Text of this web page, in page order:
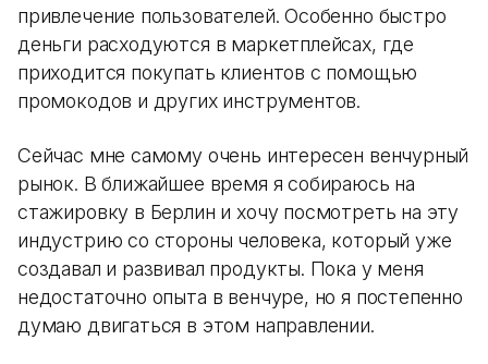
привлечение пользователей. Особенно быстро
деньги расходуются в маркетплейсах, где
приходится покупать клиентов с помощью
промокодов и других инструментов.
Сейчас мне самому очень интересен венчурный
рынок. В ближайшее время я собираюсь на
стажировку в Берлин и хочу посмотреть на эту
индустрию со стороны человека, который уже
создавал и развивал продукты. Пока у меня
недостаточно опыта в венчуре, но я постепенно
думаю двигаться в этом направлении.